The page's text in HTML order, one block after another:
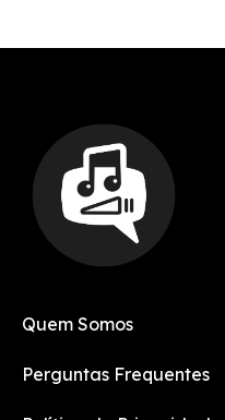
Quem Somos
Perguntas Frequentes